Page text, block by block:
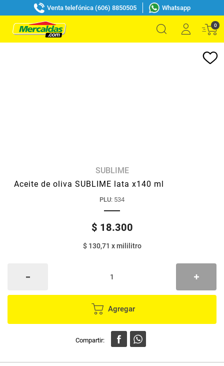
Venta telefónica (606) 8850505 Whatsapp
0
SUBLIME
Aceite de oliva SUBLIME lata x140 ml
PLU: 534
$ 18.300
$ 130,71 xmililitro
Agregar